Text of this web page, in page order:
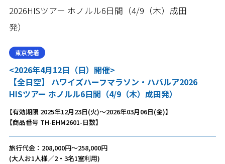
2026HISツアー ホノルル6日間（4/9（木）成田
発）
東京発着
<2026年4月12日（日）開催>
【全日空】 ハワイズハーフマラソン・ハパルア2026
HISツアー ホノルル6日間（4/9（木）成田発）
【有効期限 2025年12月23日(火)～2026年03月06日(金)】
【商品番号 TH-EHM2601-日数】
旅行代金：208,000円～258,000円
(大人お1人様／2・3名1室利用)